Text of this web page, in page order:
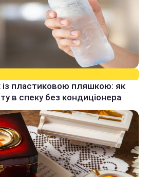
із пластиковою пляшкою: як
в спеку без кондиціонера